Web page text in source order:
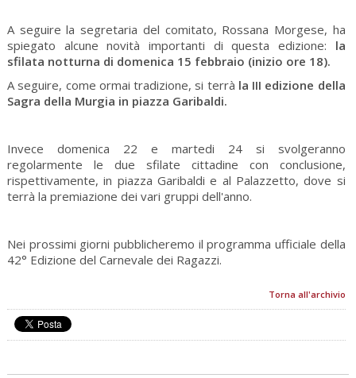
A seguire la segretaria del comitato, Rossana Morgese, ha
spiegato alcune novità importanti di questa edizione: la
sfilata notturna di domenica 15 febbraio (inizio ore 18).
A seguire, come ormai tradizione, si terrà la III edizione della
Sagra della Murgia in piazza Garibaldi.
Invece domenica 22 e martedi 24 si svolgeranno
regolarmente le due sfilate cittadine con conclusione,
rispettivamente, in piazza Garibaldi e al Palazzetto, dove si
terrà la premiazione dei vari gruppi dell'anno.
Nei prossimi giorni pubblicheremo il programma ufficiale della
42° Edizione del Carnevale dei Ragazzi.
Torna all'archivio